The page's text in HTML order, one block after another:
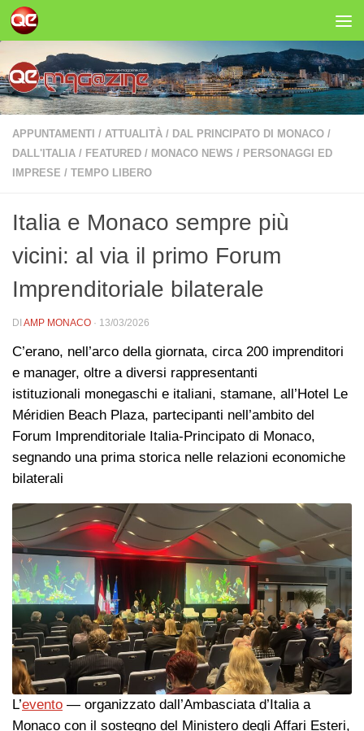
Salta al contenuto
APPUNTAMENTI / ATTUALITÀ / DAL PRINCIPATO DI MONACO /
DALL'ITALIA / FEATURED / MONACO NEWS / PERSONAGGI ED
IMPRESE / TEMPO LIBERO
Italia e Monaco sempre più
vicini: al via il primo Forum
Imprenditoriale bilaterale
DI AMP MONACO · 13/03/2026
​​C’erano, nell’arco della giornata, circa 200 imprenditori
e manager​, oltre a diversi rappresentanti
istituzionali monegaschi e italiani, stamane, all’Hotel Le
Méridien Beach Plaza, partecipanti ​nell’ambito del
Forum Imprenditoriale Italia-Principato di Monaco,
segna​ndo una prima storica nelle relazioni economiche
bilaterali
L’evento — organizzato dall’Ambasciata d’Italia a
Monaco con il sostegno del Ministero degli Affari Esteri,